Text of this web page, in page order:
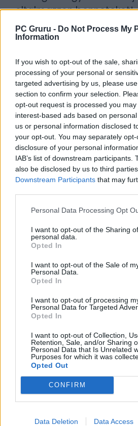
PC Gruru - Do Not Process My
Information
If you wish to opt-out of the sale,
processing of your personal or
targeted advertising by us, please
section to confirm your selection.
opt-out request is processed you
interest-based ads based on
us or personal information disclosed
your opt-out. You may separately
disclosure of your personal
IAB’s list of downstream participants.
also be disclosed by us to third
Downstream Participants that may
Personal Data Processing Opt
I want to opt-out of the Sharing
personal data.
Opted In
I want to opt-out of the Sale of
Personal Data.
Opted In
I want to opt-out of processing
Personal Data for Targeted
Opted In
I want to opt-out of Collection,
Retention, Sale, and/or Sharing
Personal Data that Is Unrelated
Purposes for which it was
Opted Out
CONFIRM
Data Deletion Data Access
oltalmazzon benneteket!
Borítókép forrása:
Szerző:szlav
Dátum:2025.05.23 17:30
Csapd be az AI-t!
Guru tartalmairól
a Google-ben.
KAPCSOLÓDÓ HÍREK
A hét meglepetése:
Warhammer 40,000:
Állj arrébb, DOOM!
40,000: Boltgun 2
Életünket a Császárért!
Warhammer 40,000:
LEGFRISSEBB VIDEÓNK